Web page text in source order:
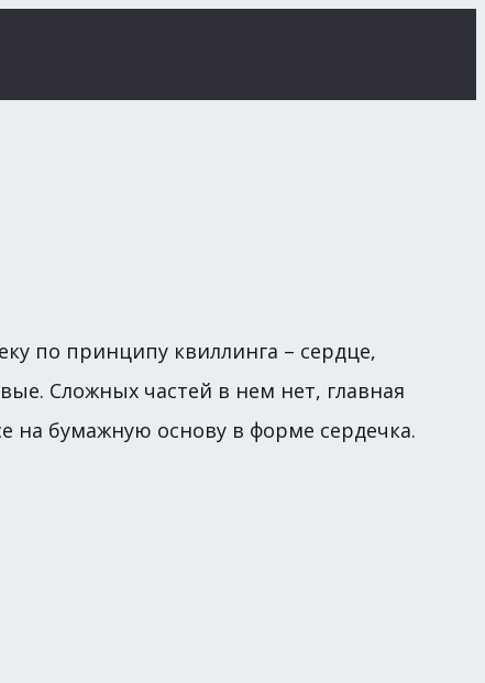
по принципу квиллинга – сердце,
Сложных частей в нем нет, главная
на бумажную основу в форме сердечка.